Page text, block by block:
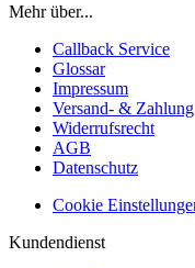
Mehr über...
Callback Service
Glossar
Impressum
Versand- & Zahlung
Widerrufsrecht
AGB
Datenschutz
Cookie
Kundendienst